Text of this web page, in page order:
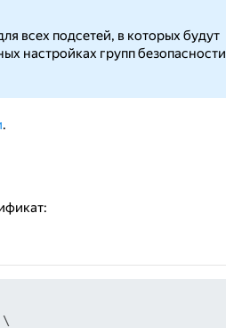
всех подсетей, в которых будут
настройках групп безопасности
.
\